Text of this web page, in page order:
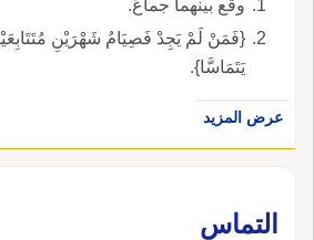
وقع بينهما جماعٌ.
{فَمَنْ لَمْ يَجِدْ فَصِيَامُ شَهْرَيْنِ
يَتَمَاسَّا}.
عرض المزيد
التماس